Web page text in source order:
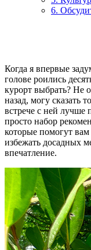
6.
Когда я впервые
голове роились
курорт выбрать? Не
назад, могу сказать
встрече с ней лучше
просто набор
которые помогут
избежать досадных
впечатление.